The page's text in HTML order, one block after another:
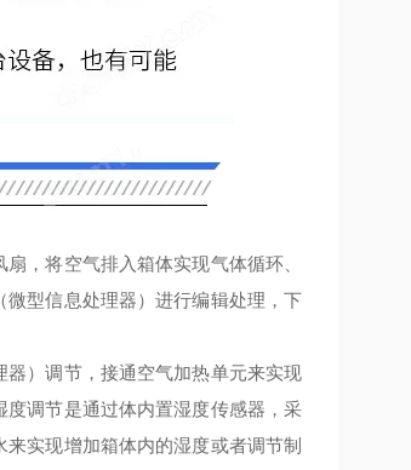
，将空气排入箱体实现气体循环、
型信息处理器）进行编辑处理，下
）调节，接通空气加热单元来实现
调节是通过体内置湿度传感器，采
实现增加箱体内的湿度或者调节制